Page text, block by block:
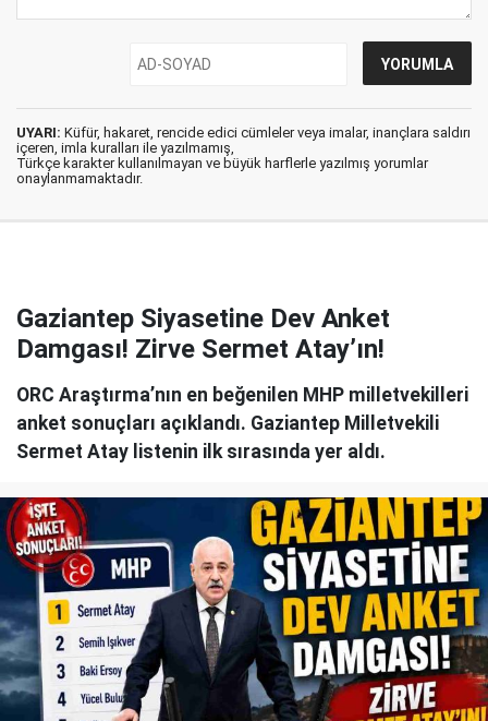
UYARI: Küfür, hakaret, rencide edici cümleler veya imalar, inançlara saldırı
içeren, imla kuralları ile yazılmamış,
Türkçe karakter kullanılmayan ve büyük harflerle yazılmış yorumlar
onaylanmamaktadır.
Gaziantep Siyasetine Dev Anket
Damgası! Zirve Sermet Atay’ın!
ORC Araştırma’nın en beğenilen MHP milletvekilleri
anket sonuçları açıklandı. Gaziantep Milletvekili
Sermet Atay listenin ilk sırasında yer aldı.